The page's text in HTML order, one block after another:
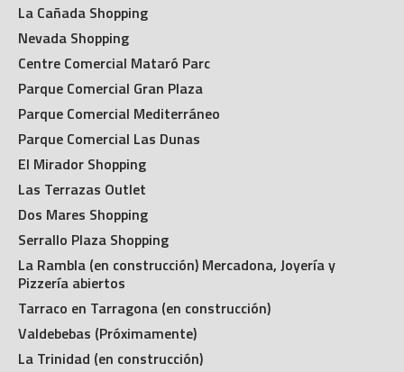
La Cañada Shopping
Nevada Shopping
Centre Comercial Mataró Parc
Parque Comercial Gran Plaza
Parque Comercial Mediterráneo
Parque Comercial Las Dunas
El Mirador Shopping
Las Terrazas Outlet
Dos Mares Shopping
Serrallo Plaza Shopping
La Rambla (en construcción) Mercadona, Joyería y
Pizzería abiertos
Tarraco en Tarragona (en construcción)
Valdebebas (Próximamente)
La Trinidad (en construcción)